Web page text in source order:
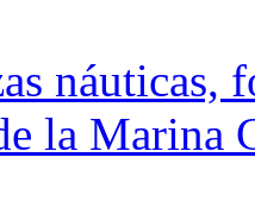
náuticas,
la Marina